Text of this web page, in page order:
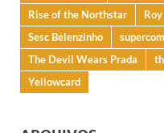
Rise of the Northstar
Sesc Belenzinho
The Devil Wears Prada
Yellowcard